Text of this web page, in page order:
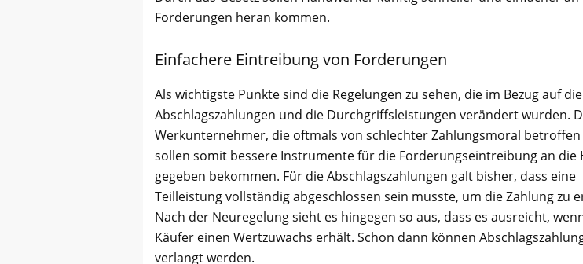
Forderungen heran kommen.
Einfachere Eintreibung von Forderungen
Als wichtigste Punkte sind die Regelungen zu sehen, die im Bezug auf die
Abschlagszahlungen und die Durchgriffsleistungen verändert wurden.
Werkunternehmer, die oftmals von schlechter Zahlungsmoral betroffen
sollen somit bessere Instrumente für die Forderungseintreibung an die
gegeben bekommen. Für die Abschlagszahlungen galt bisher, dass eine
Teilleistung vollständig abgeschlossen sein musste, um die Zahlung zu
Nach der Neuregelung sieht es hingegen so aus, dass es ausreicht,
Käufer einen Wertzuwachs erhält. Schon dann können
verlangt werden.